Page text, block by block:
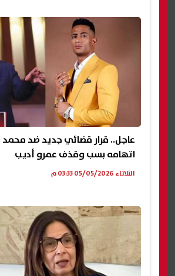
عاجل.. قرار قضائي جديد ضد
اتهامه بسب وقذف عمرو أديب
الثلاثاء 05/05/2026 03:33 م